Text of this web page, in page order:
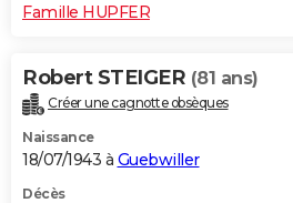
Famille HUPFER
Robert STEIGER (81 ans)
Créer une cagnotte obsèques
Naissance
18/07/1943 à Guebwiller
Décès